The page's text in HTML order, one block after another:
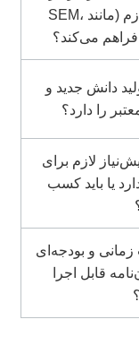
پژوهشی، امکانات لازم (مانند SEM،
دانش جدید و
را دارد؟
لازم برای
یا باید کسب
و بودجه‌ای
قابل اجرا